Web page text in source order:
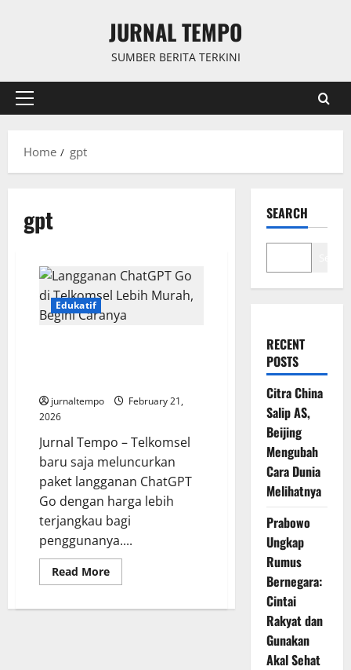
JURNAL TEMPO
SUMBER BERITA TERKINI
Primary
Home
gpt
gpt
Edukatif
jurnaltempo
February 21,
2026
Jurnal Tempo – Telkomsel
baru saja meluncurkan
paket langganan ChatGPT
Go dengan harga lebih
terjangkau bagi
penggunanya....
Read MoreRead
more
ChatGPT
SEARCH
RECENT
POSTS
Citra China
Salip AS,
Beijing
Mengubah
Cara Dunia
Melihatnya
Prabowo
Ungkap
Rumus
Bernegara:
Cintai
Rakyat dan
Gunakan
Akal Sehat